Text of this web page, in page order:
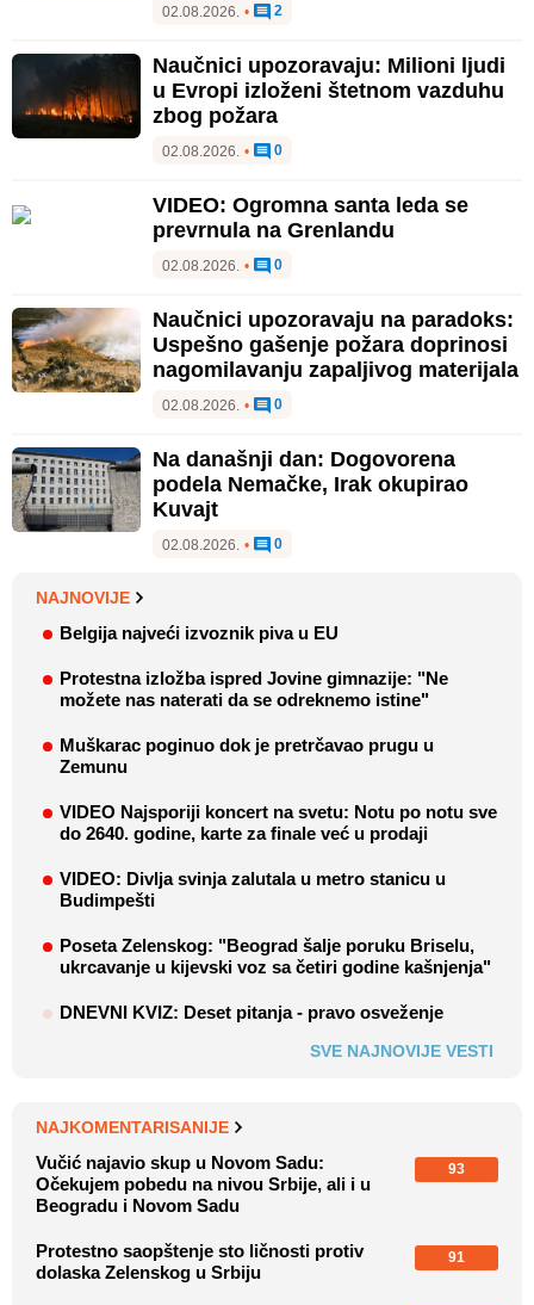
02.08.2026. • 2
Naučnici upozoravaju: Milioni ljudi
u Evropi izloženi štetnom vazduhu
zbog požara
02.08.2026. • 0
VIDEO: Ogromna santa leda se
prevrnula na Grenlandu
02.08.2026. • 0
Naučnici upozoravaju na paradoks:
Uspešno gašenje požara doprinosi
nagomilavanju zapaljivog materijala
02.08.2026. • 0
Na današnji dan: Dogovorena
podela Nemačke, Irak okupirao
Kuvajt
02.08.2026. • 0
NAJNOVIJE
Belgija najveći izvoznik piva u EU
Protestna izložba ispred Jovine gimnazije: "Ne
možete nas naterati da se odreknemo istine"
Muškarac poginuo dok je pretrčavao prugu u
Zemunu
VIDEO Najsporiji koncert na svetu: Notu po notu sve
do 2640. godine, karte za finale već u prodaji
VIDEO: Divlja svinja zalutala u metro stanicu u
Budimpešti
Poseta Zelenskog: "Beograd šalje poruku Briselu,
ukrcavanje u kijevski voz sa četiri godine kašnjenja"
DNEVNI KVIZ: Deset pitanja - pravo osveženje
SVE NAJNOVIJE VESTI
NAJKOMENTARISANIJE
Vučić najavio skup u Novom Sadu:
Očekujem pobedu na nivou Srbije, ali i u
Beogradu i Novom Sadu
93
Protestno saopštenje sto ličnosti protiv
dolaska Zelenskog u Srbiju
91